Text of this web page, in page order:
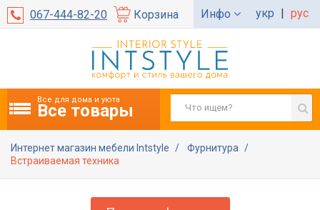
067-444-82-20 Корзина Инфо укр | рус
Все для дома и уюта
Все товары
Интернет магазин мебели Intstyle
Фурнитура
Встраиваемая техника